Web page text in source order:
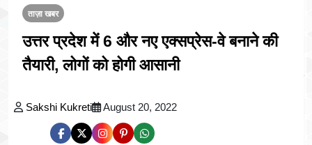
ताज़ा खबर
उत्तर प्रदेश में 6 और नए एक्सप्रेस-वे बनाने की
तैयारी, लोगों को होगी आसानी
Sakshi Kukreti August 20, 2022